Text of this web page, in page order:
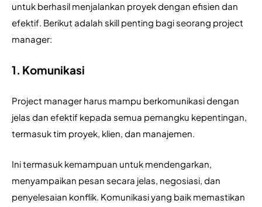
untuk berhasil menjalankan proyek dengan efisien dan
efektif. Berikut adalah skill penting bagi seorang project
manager:
1. Komunikasi
Project manager harus mampu berkomunikasi dengan
jelas dan efektif kepada semua pemangku kepentingan,
termasuk tim proyek, klien, dan manajemen.
Ini termasuk kemampuan untuk mendengarkan,
menyampaikan pesan secara jelas, negosiasi, dan
penyelesaian konflik. Komunikasi yang baik memastikan